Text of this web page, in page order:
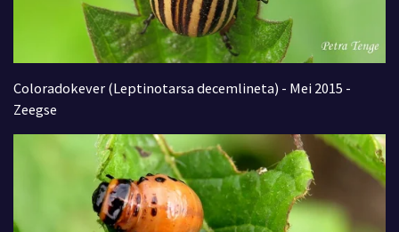
Coloradokever (Leptinotarsa decemlineta) - Mei 2015 -
Zeegse